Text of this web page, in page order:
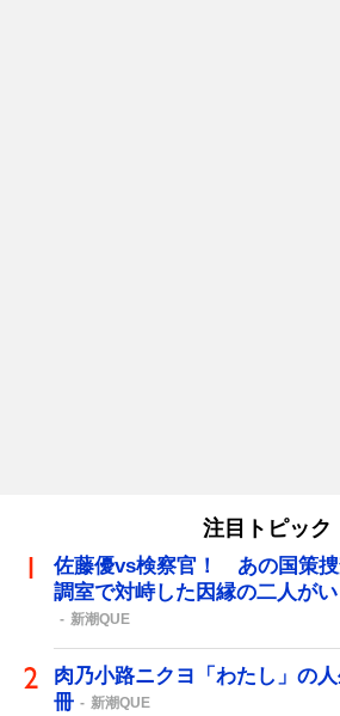
注目トピック
佐藤優vs検察官！ あの国策捜
調室で対峙した因縁の二人が
新潮QUE
肉乃小路ニクヨ「わたし」の
冊
新潮QUE